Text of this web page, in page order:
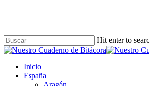
content
Hit enter to
Close
Buscar
Menu
Inicio
España
Aragón